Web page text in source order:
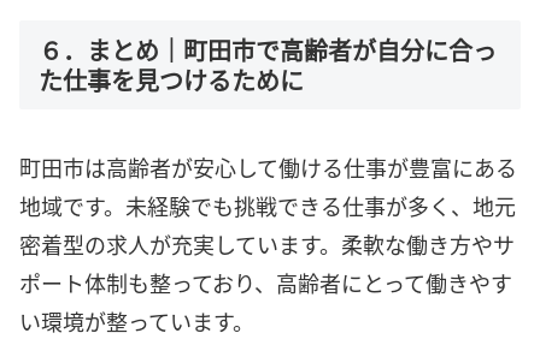
６．まとめ｜町田市で高齢者が自分に合っ
た仕事を見つけるために
町田市は高齢者が安心して働ける仕事が豊富にある
地域です。未経験でも挑戦できる仕事が多く、地元
密着型の求人が充実しています。柔軟な働き方やサ
ポート体制も整っており、高齢者にとって働きやす
い環境が整っています。